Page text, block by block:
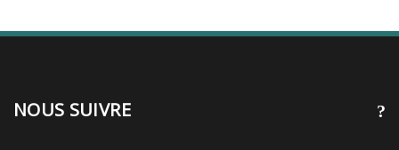
NOUS SUIVRE